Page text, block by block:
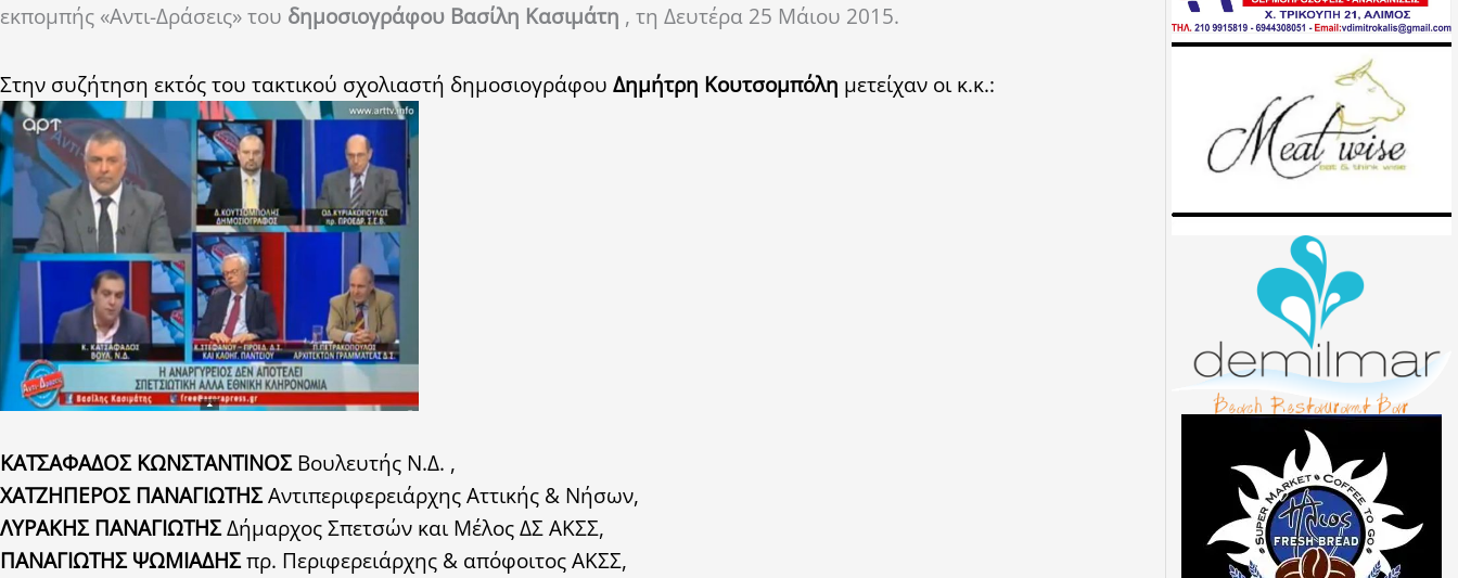
εκπομπής «Αντι-Δράσεις» του δημοσιογράφου Βασίλη Κασιμάτη , τη Δευτέρα 25 Μάιου 2015.
Στην συζήτηση εκτός του τακτικού σχολιαστή δημοσιογράφου Δημήτρη Κουτσομπόλη μετείχαν οι κ.κ.:
ΚΑΤΣΑΦΑΔΟΣ ΚΩΝΣΤΑΝΤΙΝΟΣΒουλευτής Ν.Δ. ,
ΧΑΤΖΗΠΕΡΟΣ ΠΑΝΑΓΙΩΤΗΣΑντιπεριφερειάρχης Αττικής & Νήσων,
ΛΥΡΑΚΗΣ ΠΑΝΑΓΙΩΤΗΣΔήμαρχος Σπετσών και Μέλος ΔΣ ΑΚΣΣ,
ΠΑΝΑΓΙΩΤΗΣ ΨΩΜΙΑΔΗΣπρ. Περιφερειάρχης & απόφοιτος ΑΚΣΣ,